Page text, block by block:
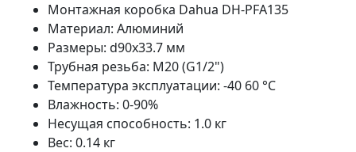
Монтажная коробка Dahua DH-PFA135
Материал: Алюминий
Размеры: d90x33.7 мм
Трубная резьба: M20 (G1/2")
Температура эксплуатации: -40 60 °C
Влажность: 0-90%
Несущая способность: 1.0 кг
Вес: 0.14 кг